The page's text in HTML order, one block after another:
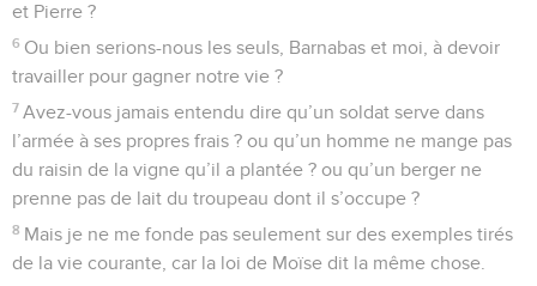
et Pierre ?
6 Ou bien serions-nous les seuls, Barnabas et moi, à devoir
travailler pour gagner notre vie ?
7 Avez-vous jamais entendu dire qu’un soldat serve dans
l’armée à ses propres frais ? ou qu’un homme ne mange pas
du raisin de la vigne qu’il a plantée ? ou qu’un berger ne
prenne pas de lait du troupeau dont il s’occupe ?
8 Mais je ne me fonde pas seulement sur des exemples tirés
de la vie courante, car la loi de Moïse dit la même chose.